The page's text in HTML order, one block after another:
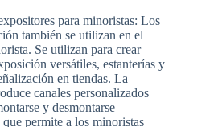
para minoristas: Los
también se utilizan en el
Se utilizan para crear
versátiles, estanterías y
en tiendas. La
canales personalizados
y desmontarse
permite a los minoristas